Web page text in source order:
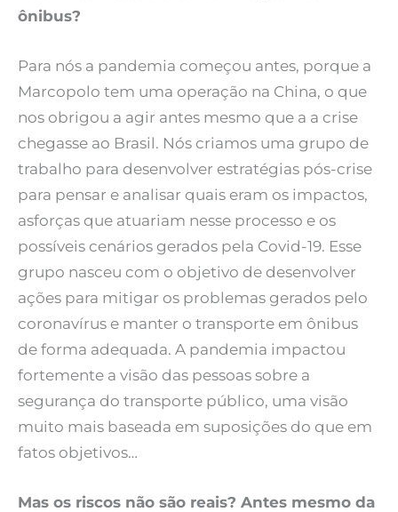
ônibus?
Para nós a pandemia começou antes, porque a
Marcopolo tem uma operação na China, o que
nos obrigou a agir antes mesmo que a a crise
chegasse ao Brasil. Nós criamos uma grupo de
trabalho para desenvolver estratégias pós-crise
para pensar e analisar quais eram os impactos,
asforças que atuariam nesse processo e os
possíveis cenários gerados pela Covid-19. Esse
grupo nasceu com o objetivo de desenvolver
ações para mitigar os problemas gerados pelo
coronavírus e manter o transporte em ônibus
de forma adequada. A pandemia impactou
fortemente a visão das pessoas sobre a
segurança do transporte público, uma visão
muito mais baseada em suposições do que em
fatos objetivos…
Mas os riscos não são reais? Antes mesmo da